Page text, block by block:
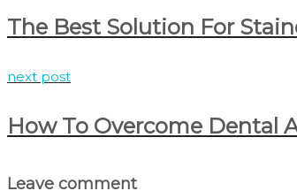
The Best Solution For
next post
How To Overcome Dental
Leave comment